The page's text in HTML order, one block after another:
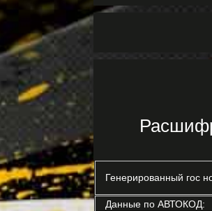
Генерированный гос
Данные по АВТОКОД: